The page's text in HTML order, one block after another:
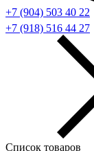
+7 (904) 503 40 22
+7 (918) 516 44 27
Список товаров